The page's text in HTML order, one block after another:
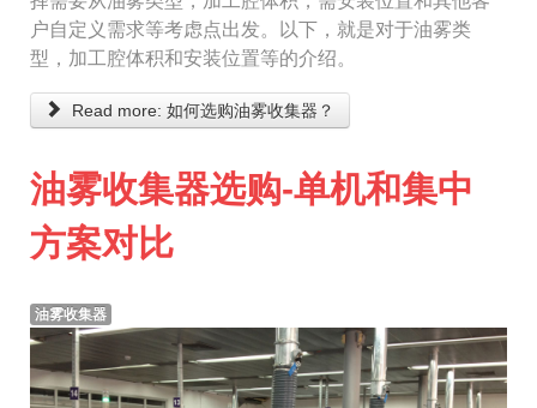
户自定义需求等考虑点出发。以下，就是对于油雾类
型，加工腔体积和安装位置等的介绍。
Read more: 如何选购油雾收集器？
油雾收集器选购-单机和集中
方案对比
油雾收集器